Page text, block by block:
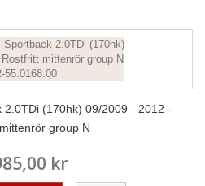
2.0TDi (170hk) 09/2009 - 2012 -
group N
kr